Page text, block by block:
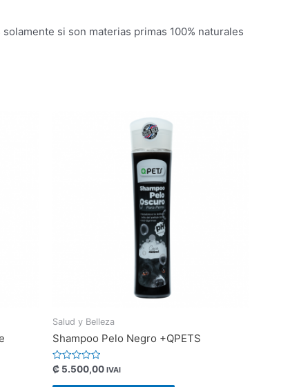
si son materias primas 100% naturales
Salud y Belleza
Shampoo Pelo Negro +QPETS
Valorado
con
0
₡ 5.500,00 IVAI